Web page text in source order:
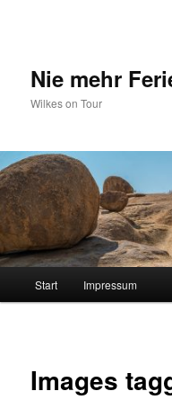
Nie mehr
Wilkes on Tour
Start Impressum
Images